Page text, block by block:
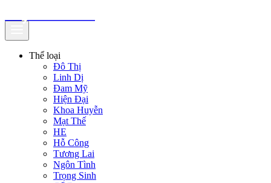
Thể loại
Đô Thị
Linh Dị
Đam Mỹ
Hiện Đại
Khoa Huyễn
Mạt Thế
HE
Hỗ Công
Tương Lai
Ngôn Tình
Trọng Sinh